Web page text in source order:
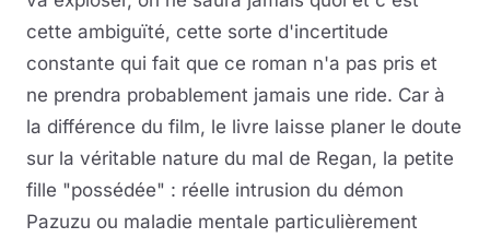
cette ambiguïté, cette sorte d'incertitude
constante qui fait que ce roman n'a pas pris et
ne prendra probablement jamais une ride. Car à
la différence du film, le livre laisse planer le doute
sur la véritable nature du mal de Regan, la petite
fille "possédée" : réelle intrusion du démon
Pazuzu ou maladie mentale particulièrement